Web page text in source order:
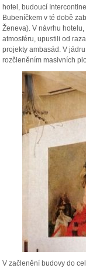
hotel, budoucí
Bubeníčkem v té době
Ženeva). V návrhu
atmosféru, upustili od
projekty ambasád. V
rozčleněním masivních
V začlenění budovy do